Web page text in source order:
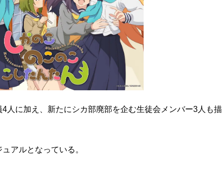
人に加え、新たにシカ部廃部を企む生徒会メンバー3人も描
アルとなっている。